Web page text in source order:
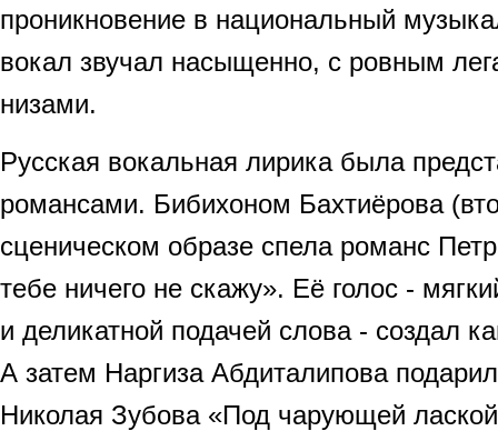
проникновение в национальный
вокал звучал насыщенно, с ровным
низами.
Русская вокальная лирика была
романсами. Бибихоном Бахтиёрова
сценическом образе спела романс
тебе ничего не скажу». Её голос -
и деликатной подачей слова - создал
А затем Наргиза Абдиталипова
Николая Зубова «Под чарующей